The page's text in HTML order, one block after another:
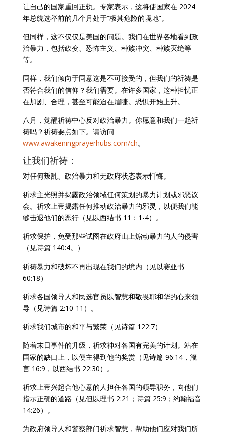
让自己的国家重回正轨。专家表示，这将使国家在 2024
年总统选举前的几个月处于“极其危险的境地”。
但同样，这不仅仅是美国的问题。我们在世界各地看到政
治暴力，包括政变、恐怖主义、种族冲突、种族灭绝等
等。
同样，我们倾向于同意这是不可接受的，但我们的祈祷是
否符合我们的信仰？我们需要。在许多国家，这种担忧正
在加剧、合理，甚至可能迫在眉睫。恐惧开始上升。
八月，觉醒祈祷中心反对政治暴力。你愿意和我们一起祈
祷吗？祈祷要点如下。请访问
www.awakeningprayerhubs.com/ch。
让我们祈祷：
对任何叛乱、政治暴力和无政府状态表示忏悔。
祈求主光照并揭露政治领域任何策划的暴力计划或邪恶议
会。祈求上帝揭露任何推动政治暴力的邪灵，以便我们能
够击退他们的恶行（见以西结书 11：1-4）。
祈求保护，免受那些试图在政府山上煽动暴力的人的侵害
（见诗篇 140:4。）
祈祷暴力和破坏不再出现在我们的境内（见以赛亚书
60:18）
祈求各国领导人和民选官员以智慧和敬畏耶和华的心来领
导（见诗篇 2:10-11）。
祈求我们城市的和平与繁荣（见诗篇 122:7）
随着末日事件的升级，祈求神对各国有完美的计划。站在
国家的缺口上，以便主得到他的奖赏（见诗篇 96:14，箴
言 16:9，以西结书 22:30）。
祈求上帝兴起合他心意的人担任各国的领导职务，向他们
指示正确的道路（见但以理书 2:21；诗篇 25:9；约翰福音
14:26）。
为政府领导人和警察部门祈求智慧，帮助他们应对我们所